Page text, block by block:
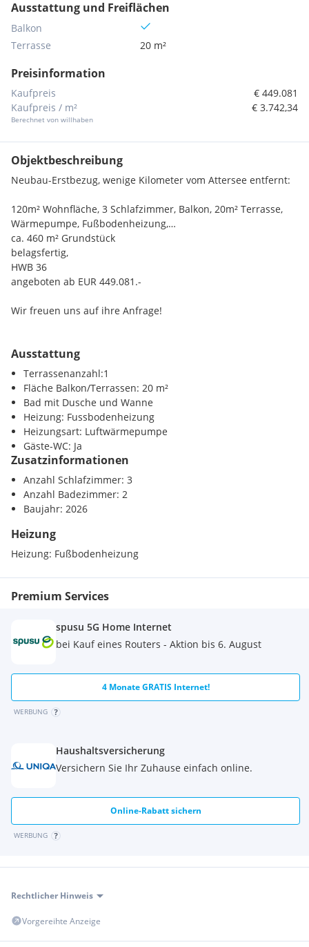
Ausstattung und Freiflächen
Balkon
Terrasse
20 m²
Preisinformation
Kaufpreis
€ 449.081
Kaufpreis / m²
Berechnet von willhaben
€ 3.742,34
Objektbeschreibung
Neubau-Erstbezug, wenige Kilometer vom Attersee entfernt:
120m² Wohnfläche, 3 Schlafzimmer, Balkon, 20m² Terrasse,
Wärmepumpe, Fußbodenheizung,…
ca. 460 m² Grundstück
belagsfertig,
HWB 36
angeboten ab EUR 449.081.-
Wir freuen uns auf ihre Anfrage!
Ausstattung
Terrassenanzahl:1
Fläche Balkon/Terrassen: 20 m²
Bad mit Dusche und Wanne
Heizung: Fussbodenheizung
Heizungsart: Luftwärmepumpe
Gäste-WC: Ja
Zusatzinformationen
Anzahl Schlafzimmer: 3
Anzahl Badezimmer: 2
Baujahr: 2026
Heizung
Heizung: Fußbodenheizung
Premium Services
spusu 5G Home Internet
bei Kauf eines Routers - Aktion bis 6. August
4 Monate GRATIS Internet!
WERBUNG
Haushaltsversicherung
Versichern Sie Ihr Zuhause einfach online.
Online-Rabatt sichern
WERBUNG
Rechtlicher Hinweis
Vorgereihte Anzeige